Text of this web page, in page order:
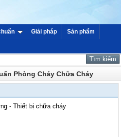
Giải pháp Sản phẩm
Phòng Cháy Chữa Cháy
- Thiết bị chữa cháy